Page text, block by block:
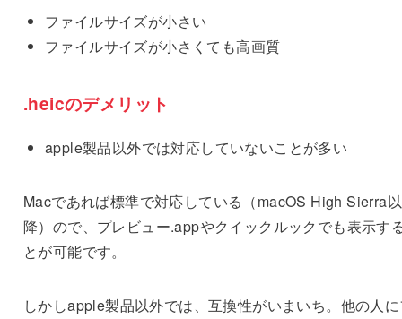
ファイルサイズが小さい
ファイルサイズが小さくても高画質
.heicのデメリット
apple製品以外では対応していないことが多い
Macであれば標準で対応している（macOS High Sierra以
降）ので、プレビュー.appやクイックルックでも表示す
とが可能です。
しかしapple製品以外では、互換性がいまいち。他の人